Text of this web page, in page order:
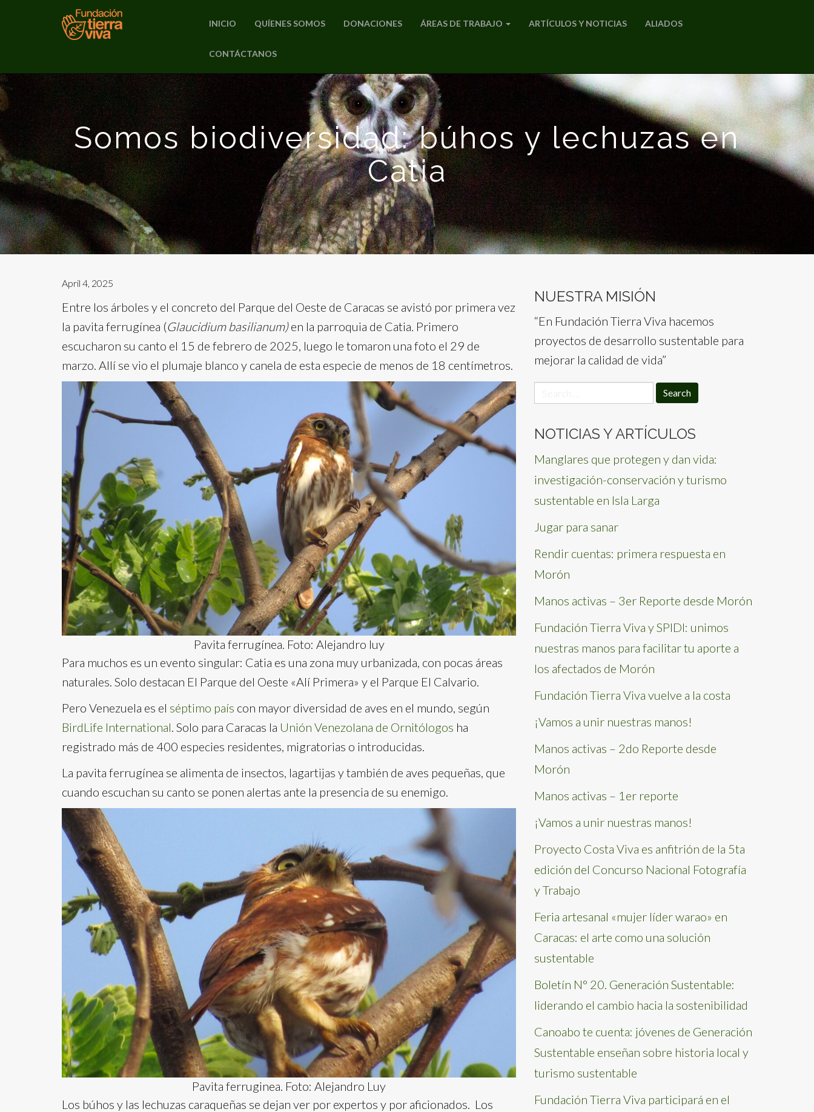
MENU
to
content
INICIO QUÍENES SOMOS DONACIONES ÁREAS DE TRABAJO ARTÍCULOS Y NOTICIAS ALIADOS
CONTÁCTANOS
Somos biodiversidad: búhos y lechuzas en
Catia
April 4, 2025
Entre los árboles y el concreto del Parque del Oeste de Caracas se avistó por primera vez
la pavita ferrugínea (Glaucidium basilianum)en la parroquia de Catia. Primero
escucharon su canto el 15 de febrero de 2025, luego le tomaron una foto el 29 de
marzo. Allí se vio el plumaje blanco y canela de esta especie de menos de 18 centímetros.
Pavita ferrugínea. Foto: Alejandro luy
Para muchos es un evento singular: Catia es una zona muy urbanizada, con pocas áreas
naturales. Solo destacan El Parque del Oeste «Alí Primera» y el Parque El Calvario.
Pero Venezuela es el séptimo país con mayor diversidad de aves en el mundo, según
BirdLife International. Solo para Caracas la Unión Venezolana de Ornitólogos ha
registrado más de 400 especies residentes, migratorias o introducidas.
La pavita ferrugínea se alimenta de insectos, lagartijas y también de aves pequeñas, que
cuando escuchan su canto se ponen alertas ante la presencia de su enemigo.
Pavita ferruginea. Foto: Alejandro Luy
Los búhos y las lechuzas caraqueñas se dejan ver por expertos y por aficionados. Los
NUESTRA MISIÓN
“En Fundación Tierra Viva hacemos
proyectos de desarrollo sustentable para
mejorar la calidad de vida”
for:
NOTICIAS Y ARTÍCULOS
Manglares que protegen y dan vida:
investigación-conservación y turismo
sustentable en Isla Larga
Jugar para sanar
Rendir cuentas: primera respuesta en
Morón
Manos activas – 3er Reporte desde Morón
Fundación Tierra Viva y SPIDI: unimos
nuestras manos para facilitar tu aporte a
los afectados de Morón
Fundación Tierra Viva vuelve a la costa
¡Vamos a unir nuestras manos!
Manos activas – 2do Reporte desde
Morón
Manos activas – 1er reporte
¡Vamos a unir nuestras manos!
Proyecto Costa Viva es anfitrión de la 5ta
edición del Concurso Nacional Fotografía
y Trabajo
Feria artesanal «mujer líder warao» en
Caracas: el arte como una solución
sustentable
Boletín N° 20. Generación Sustentable:
liderando el cambio hacia la sostenibilidad
Canoabo te cuenta: jóvenes de Generación
Sustentable enseñan sobre historia local y
turismo sustentable
Fundación Tierra Viva participará en el